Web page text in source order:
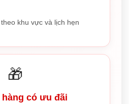
khu vực và lịch hẹn
🎁
có ưu đãi